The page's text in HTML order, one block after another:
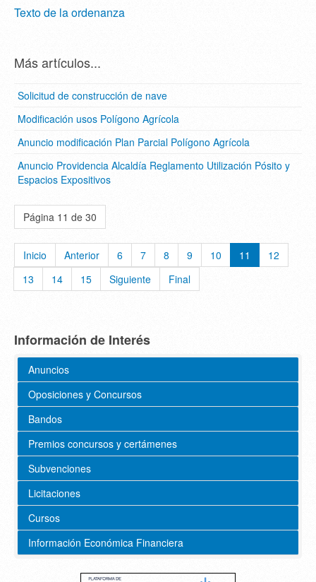
Texto de la ordenanza
Más artículos...
Solicitud de construcción de nave
Modificación usos Polígono Agrícola
Anuncio modificación Plan Parcial Polígono Agrícola
Anuncio Providencia Alcaldía Reglamento Utilización Pósito y
Espacios Expositivos
Página 11 de 30
Inicio Anterior 6 7 8 9 10 11
12
13
14 15 Siguiente Final
Información de Interés
Anuncios
Oposiciones y Concursos
Bandos
Premios concursos y certámenes
Subvenciones
Licitaciones
Cursos
Información Económica Financiera